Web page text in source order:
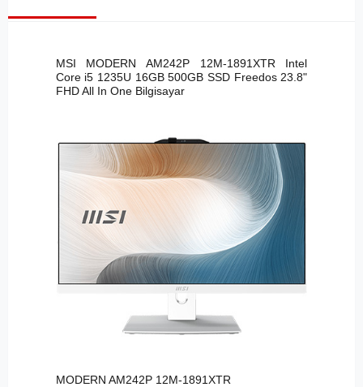
MSI MODERN AM242P 12M-1891XTR Intel
Core i5 1235U 16GB 500GB SSD Freedos 23.8"
FHD All In One Bilgisayar
MODERN AM242P 12M-1891XTR